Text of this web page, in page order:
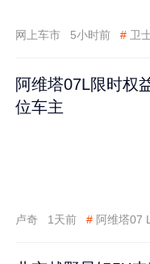
网上车市 5小时前 # 卫
阿维塔07L限时权
位车主
卢奇 1天前 # 阿维塔07